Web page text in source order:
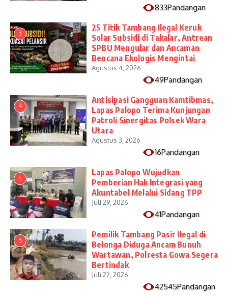
833Pandangan
3
25 Titik Tambang Ilegal Keruk
Solar Subsidi di Takalar, Antrean
SPBU Mengular dan Ancaman
Bencana Ekologis Mengintai
Agustus 4, 2026
49Pandangan
4
Antisipasi Gangguan Kamtibmas,
Lapas Palopo Terima Kunjungan
Patroli Sinergitas Polsek Wara
Utara
Agustus 3, 2026
16Pandangan
5
Lapas Palopo Wujudkan
Pemberian Hak Integrasi yang
Akuntabel Melalui Sidang TPP
Juli 29, 2026
41Pandangan
6
Pemilik Tambang Pasir Ilegal di
Belonga Diduga Ancam Bunuh
Wartawan, Polresta Gowa Segera
Bertindak
Juli 27, 2026
42545Pandangan